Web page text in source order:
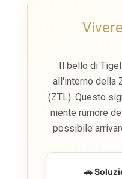
Il bello di
all'interno della
(ZTL). Questo
niente rumore
possibile
🚗